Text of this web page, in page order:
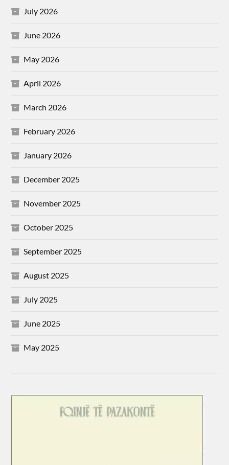
July 2026
June 2026
May 2026
April 2026
March 2026
February 2026
January 2026
December 2025
November 2025
October 2025
September 2025
August 2025
July 2025
June 2025
May 2025